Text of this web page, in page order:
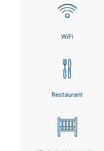
WiFi
Restaurant